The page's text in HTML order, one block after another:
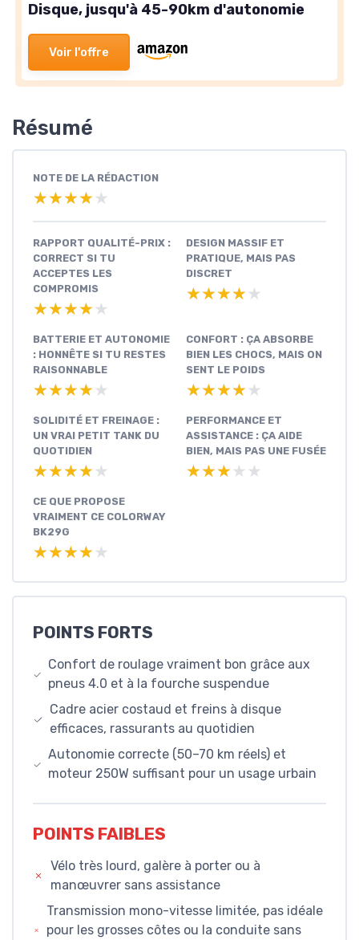
Disque, jusqu'à 45-90km d'autonomie
Voir l'offre
Résumé
NOTE DE LA RÉDACTION
★★★★★
★★★★★
RAPPORT QUALITÉ-PRIX :
CORRECT SI TU
ACCEPTES LES
COMPROMIS
★★★★★
★★★★★
DESIGN MASSIF ET
PRATIQUE, MAIS PAS
DISCRET
★★★★★
★★★★★
BATTERIE ET AUTONOMIE
: HONNÊTE SI TU RESTES
RAISONNABLE
★★★★★
★★★★★
CONFORT : ÇA ABSORBE
BIEN LES CHOCS, MAIS ON
SENT LE POIDS
★★★★★
★★★★★
SOLIDITÉ ET FREINAGE :
UN VRAI PETIT TANK DU
QUOTIDIEN
★★★★★
★★★★★
PERFORMANCE ET
ASSISTANCE : ÇA AIDE
BIEN, MAIS PAS UNE FUSÉE
★★★★★
★★★★★
CE QUE PROPOSE
VRAIMENT CE COLORWAY
BK29G
★★★★★
★★★★★
POINTS FORTS
Confort de roulage vraiment bon grâce aux
pneus 4.0 et à la fourche suspendue
Cadre acier costaud et freins à disque
efficaces, rassurants au quotidien
Autonomie correcte (50–70 km réels) et
moteur 250W suffisant pour un usage urbain
POINTS FAIBLES
Vélo très lourd, galère à porter ou à
manœuvrer sans assistance
Transmission mono-vitesse limitée, pas idéale
pour les grosses côtes ou la conduite sans